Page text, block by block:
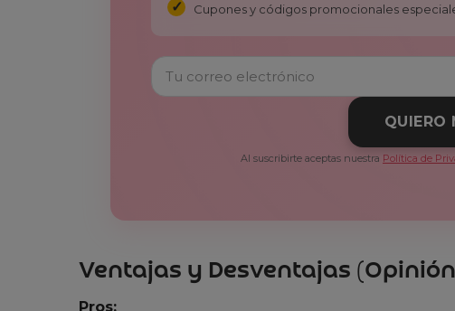
Cupones y códigos promocionales
QUIERO
Al suscribirte aceptas nuestra Política de
Ventajas y Desventajas
Pros: